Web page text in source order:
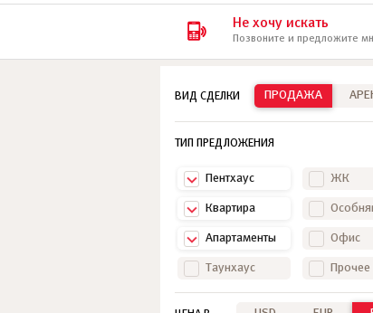
Не хочу искать
Позвоните и предложите
ПРОДАЖА
ВИД СДЕЛКИ
ТИП ПРЕДЛОЖЕНИЯ
Пентхаус
Квартира
Апартаменты
Таунхаус
ЖК
Офис
Прочее